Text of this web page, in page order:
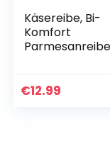
Käsereibe, Bi-
Komfort
Edelstahl mit
€12.99